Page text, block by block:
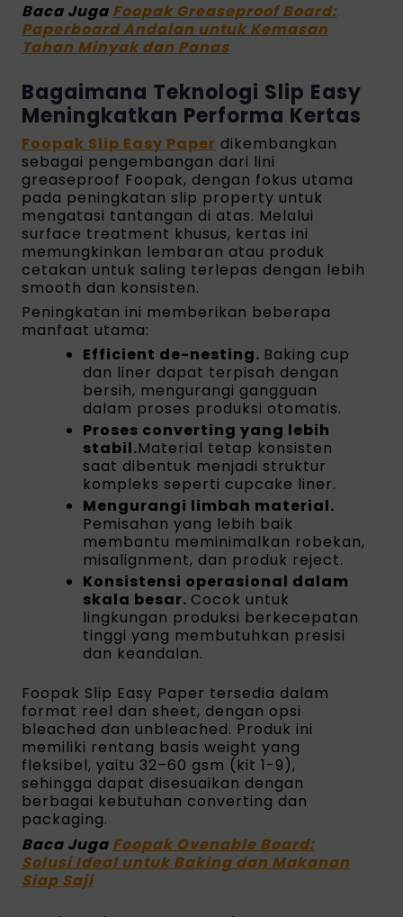
Baca Juga Foopak Greaseproof Board:
Paperboard Andalan untuk Kemasan
Tahan Minyak dan Panas
Bagaimana Teknologi Slip Easy
Meningkatkan Performa Kertas
Foopak Slip Easy Paper dikembangkan
sebagai pengembangan dari lini
greaseproof Foopak, dengan fokus utama
pada peningkatan slip property untuk
mengatasi tantangan di atas. Melalui
surface treatment khusus, kertas ini
memungkinkan lembaran atau produk
cetakan untuk saling terlepas dengan lebih
smooth dan konsisten.
Peningkatan ini memberikan beberapa
manfaat utama:
Efficient de-nesting. Baking cup
dan liner dapat terpisah dengan
bersih, mengurangi gangguan
dalam proses produksi otomatis.
Proses converting yang lebih
stabil.Material tetap konsisten
saat dibentuk menjadi struktur
kompleks seperti cupcake liner.
Mengurangi limbah material.
Pemisahan yang lebih baik
membantu meminimalkan robekan,
misalignment, dan produk reject.
Konsistensi operasional dalam
skala besar. Cocok untuk
lingkungan produksi berkecepatan
tinggi yang membutuhkan presisi
dan keandalan.
Foopak Slip Easy Paper tersedia dalam
format reel dan sheet, dengan opsi
bleached dan unbleached. Produk ini
memiliki rentang basis weight yang
fleksibel, yaitu 32–60 gsm (kit 1-9),
sehingga dapat disesuaikan dengan
berbagai kebutuhan converting dan
packaging.
Baca Juga Foopak Ovenable Board:
Solusi Ideal untuk Baking dan Makanan
Siap Saji